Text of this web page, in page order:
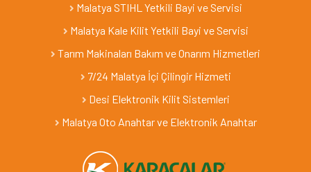
Malatya STIHL Yetkili Bayi ve Servisi
Malatya Kale Kilit Yetkili Bayi ve Servisi
Tarım Makinaları Bakım ve Onarım Hizmetleri
7/24 Malatya İçi Çilingir Hizmeti
Desi Elektronik Kilit Sistemleri
Malatya Oto Anahtar ve Elektronik Anahtar